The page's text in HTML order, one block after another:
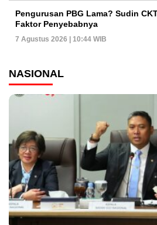
Pengurusan PBG Lama? Sudin
Faktor Penyebabnya
7 Agustus 2026 | 10:44 WIB
NASIONAL